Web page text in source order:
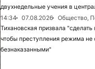
двухнедельные учения в
14:34
07.08.2026
Общество,
Тихановская призвала
чтобы преступления режима не
безнаказанными"